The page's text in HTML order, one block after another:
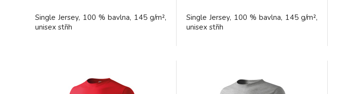
Single Jersey, 100 % bavlna, 145 g/m²,
unisex střih
Single Jersey, 100 % bavlna, 145 g/m²,
unisex střih